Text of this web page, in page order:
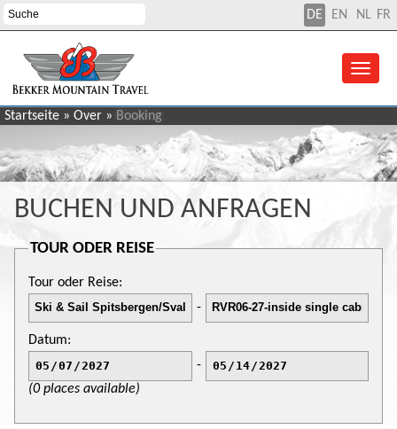
DE EN FR
NL
Startseite » Over » Booking
BUCHEN UND ANFRAGEN
TOUR ODER REISE
Tour oder Reise:
-
Datum:
-
(0 places available)